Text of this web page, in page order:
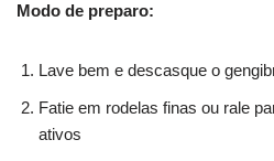
Modo de preparo:
Lave bem e descasque o
Fatie em rodelas finas ou rale
ativos